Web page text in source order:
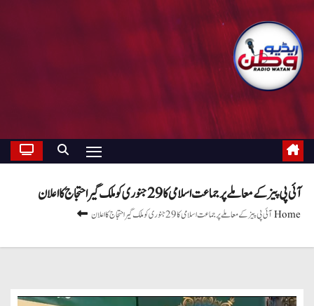
آئی پی پیز کے معاملے پر جماعت اسلامی کا 29جنوری کو ملک گیر احتجاج کا اعلان
Homeآئی پی پیز کے معاملے پر جماعت اسلامی کا 29جنوری کو ملک گیر احتجاج کا اعلان